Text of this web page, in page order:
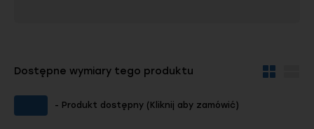
Dostępne wymiary tego produktu
Widok
- Produkt dostępny (Kliknij aby zamówić)